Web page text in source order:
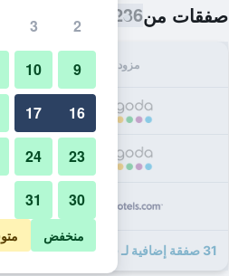
صفقات من236 ﷼
مزود
31 صفقة إضافية لـ فندق ماجستيك
2
3
9
10
16
17
23
24
30
31
منخفض